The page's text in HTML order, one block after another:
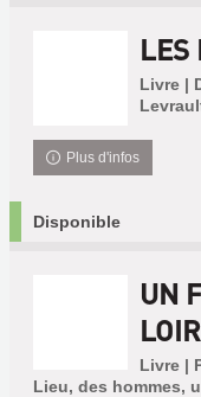
LES
Livre |
Plus d'infos
Disponible
UN
Livre |
Lieu, des hommes,